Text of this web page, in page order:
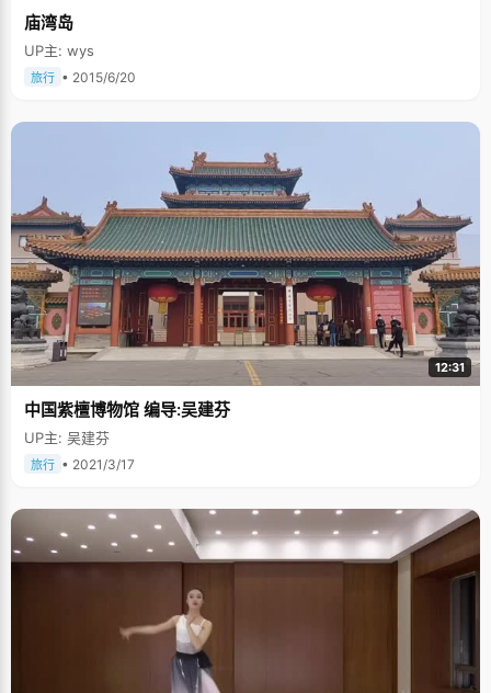
庙湾岛
UP主: wys
旅行 • 2015/6/20
12:31
中国紫檀博物馆 编导:吴建芬
UP主: 吴建芬
旅行 • 2021/3/17